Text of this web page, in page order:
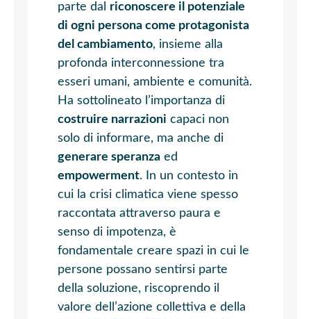
parte dal riconoscere il potenziale
di ogni persona come protagonista
del cambiamento, insieme alla
profonda interconnessione tra
esseri umani, ambiente e comunità.
Ha sottolineato l’importanza di
costruire narrazioni capaci non
solo di informare, ma anche di
generare speranzaed
empowerment. In un contesto in
cui la crisi climatica viene spesso
raccontata attraverso paura e
senso di impotenza, è
fondamentale creare spazi in cui le
persone possano sentirsi parte
della soluzione, riscoprendo il
valore dell’azione collettiva e della